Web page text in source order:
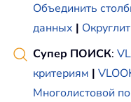
Объединить
данных |
Супер ПОИСК:
критериям |
Многолистовой